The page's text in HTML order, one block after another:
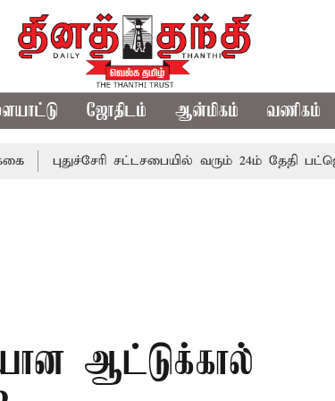
ஜோதிடம் ஆன்மிகம் வணிகம்
சட்டசபையில் வரும் 24ம் தேதி பட்ஜெட்
ஆட்டுக்கால்